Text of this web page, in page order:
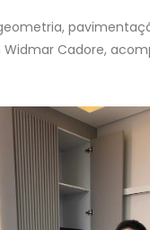
Cadore,